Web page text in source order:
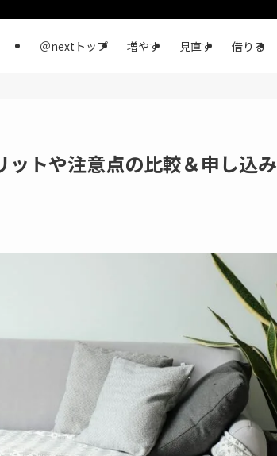
＠nextトップ 増やす 見直す 借りる
トや注意点の比較＆申し込み